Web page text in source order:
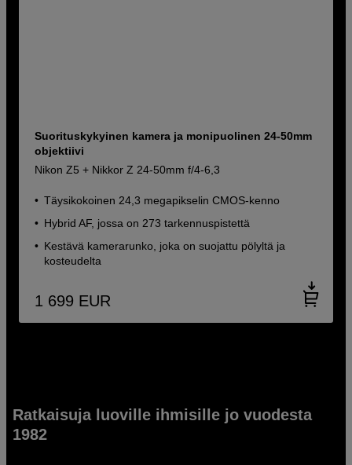
Suorituskykyinen kamera ja monipuolinen 24-50mm
objektiivi
Nikon Z5 + Nikkor Z 24-50mm f/4-6,3
Täysikokoinen 24,3 megapikselin CMOS-kenno
Hybrid AF, jossa on 273 tarkennuspistettä
Kestävä kamerarunko, joka on suojattu pölyltä ja
kosteudelta
1 699 EUR
Ratkaisuja luoville ihmisille jo vuodesta
1982